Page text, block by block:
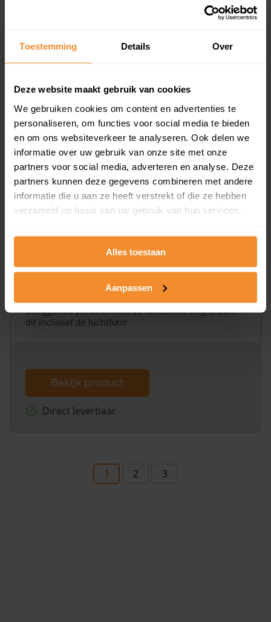
Toestemming Details Over
Deze website maakt gebruik van cookies
We gebruiken cookies om content en advertenties te
personaliseren, om functies voor social media te bieden
en om ons websiteverkeer te analyseren. Ook delen we
informatie over uw gebruik van onze site met onze
partners voor social media, adverteren en analyse. Deze
partners kunnen deze gegevens combineren met andere
informatie die u aan ze heeft verstrekt of die ze hebben
verzameld op basis van uw gebruik van hun services.
Alles toestaan
Aanpassen
Koopsommenoverzicht (1 jaar gratis
en koopdatum) binnen een postcodegebied. Dit
koopsommen.
Direct leverbaar
Kadastrale kaart pakket
Alleen globale ligging perceel
omliggende percelen met de kadastrale erfgrenzen,
dit inclusief de luchtfoto!
Bekijk product
Direct leverbaar
1 2 3